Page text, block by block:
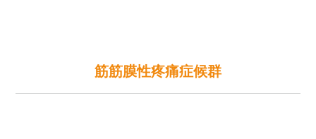
筋筋膜性疼痛症候群